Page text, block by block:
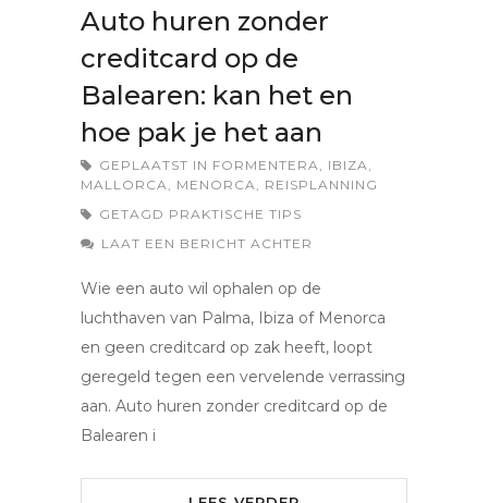
Auto huren zonder
creditcard op de
Balearen: kan het en
hoe pak je het aan
GEPLAATST IN FORMENTERA, IBIZA,
MALLORCA, MENORCA, REISPLANNING
GETAGD PRAKTISCHE TIPS
LAAT EEN BERICHT ACHTER
Wie een auto wil ophalen op de
luchthaven van Palma, Ibiza of Menorca
en geen creditcard op zak heeft, loopt
geregeld tegen een vervelende verrassing
aan. Auto huren zonder creditcard op de
Balearen i